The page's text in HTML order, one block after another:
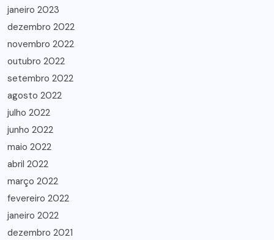
janeiro 2023
dezembro 2022
novembro 2022
outubro 2022
setembro 2022
agosto 2022
julho 2022
junho 2022
maio 2022
abril 2022
março 2022
fevereiro 2022
janeiro 2022
dezembro 2021